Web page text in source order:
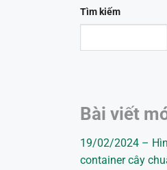
Tìm kiếm
Bài viết
19/02/2024 –
container cây